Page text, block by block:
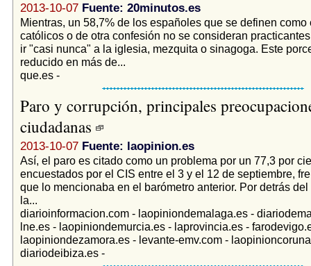
2013-10-07 Fuente: 20minutos.es
Mientras, un 58,7% de los españoles que se definen como
católicos o de otra confesión no se consideran
ir "casi nunca" a la iglesia, mezquita o sinagoga. Este
reducido en más de...
que.es -
Paro y corrupción, principales
ciudadanas
2013-10-07 Fuente: laopinion.es
Así, el paro es citado como un problema por un 77,3 por
encuestados por el CIS entre el 3 y el 12 de septiembre,
que lo mencionaba en el barómetro anterior. Por detrás
la...
diarioinformacion.com - laopiniondemalaga.es -
lne.es - laopiniondemurcia.es - laprovincia.es -
laopiniondezamora.es - levante-emv.com -
diariodeibiza.es -